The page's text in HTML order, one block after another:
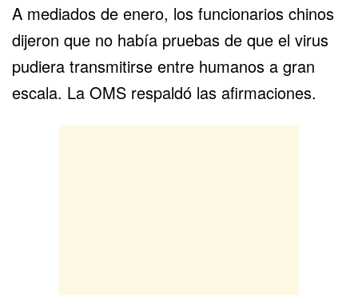
A mediados de enero, los funcionarios chinos
dijeron que no había pruebas de que el virus
pudiera transmitirse entre humanos a gran
escala. La OMS respaldó las afirmaciones.